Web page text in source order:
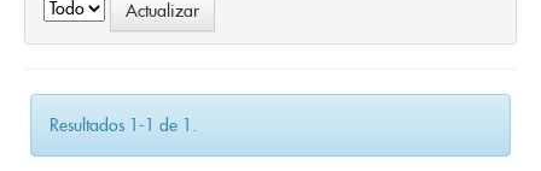
Resultados 1-1 de 1.